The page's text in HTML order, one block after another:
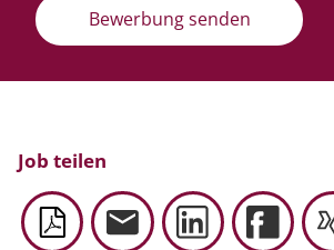
Bewerbung senden
Job teilen